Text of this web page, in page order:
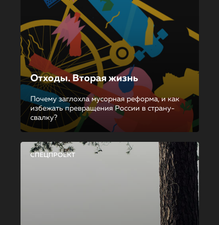
Отходы. Вторая жизнь
Почему заглохла мусорная реформа, и как
избежать превращения России в страну-
свалку?
СПЕЦПРОЕКТ